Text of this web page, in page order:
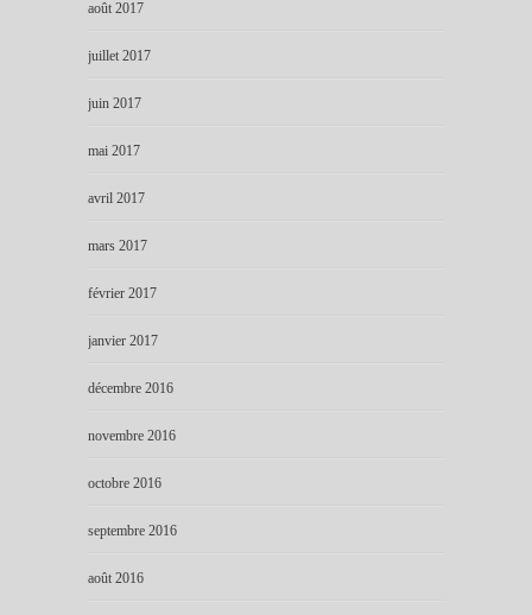
août 2017
juillet 2017
juin 2017
mai 2017
avril 2017
mars 2017
février 2017
janvier 2017
décembre 2016
novembre 2016
octobre 2016
septembre 2016
août 2016